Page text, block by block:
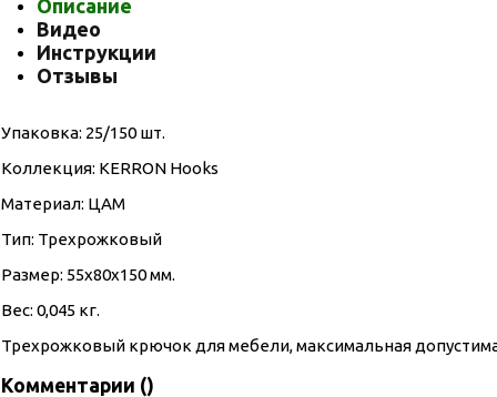
Описание
Видео
Инструкции
Отзывы
Упаковка: 25/150 шт.
Коллекция: KERRON Hooks
Материал: ЦАМ
Тип: Трехрожковый
Размер: 55х80х150 мм.
Вес: 0,045 кг.
Трехрожковый крючок для мебели, максимальная
Комментарии ()